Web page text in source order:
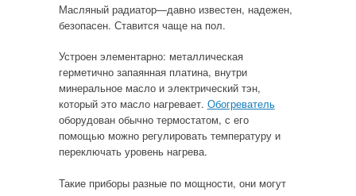
Масляный радиатор—давно известен, надежен,
безопасен. Ставится чаще на пол.
Устроен элементарно: металлическая
герметично запаянная платина, внутри
минеральное масло и электрический тэн,
который это масло нагревает. Обогреватель
оборудован обычно термостатом, с его
помощью можно регулировать температуру и
переключать уровень нагрева.
Такие приборы разные по мощности, они могут